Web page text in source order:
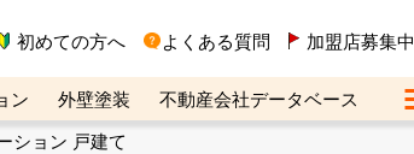
初めての方へ よくある質問 加盟店募集中
ン 外壁塗装
不動産会社データベース
ご相談デスク
ション 戸建て